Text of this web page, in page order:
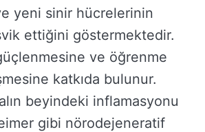
yeni sinir hücrelerinin
ettiğini göstermektedir.
ve öğrenme
katkıda bulunur.
beyindeki inflamasyonu
gibi nörodejeneratif